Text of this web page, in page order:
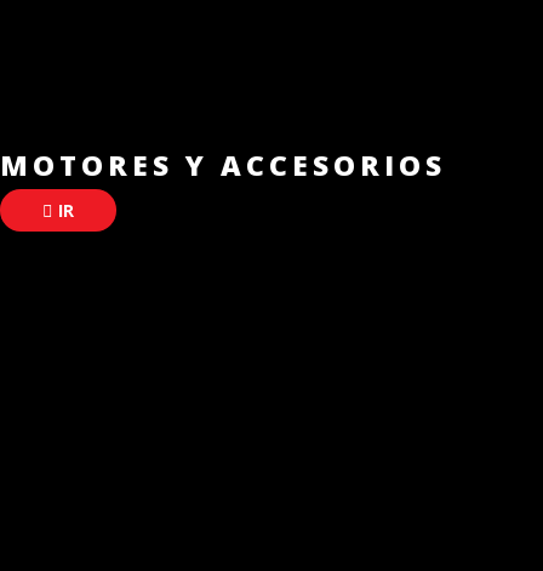
MOTORES Y ACCESORIOS
IR